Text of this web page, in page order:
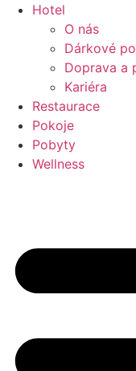
Přejít Hotel
O nás
Dárkové
Doprava a
Kariéra
Restaurace
Pokoje
Pobyty
Wellness